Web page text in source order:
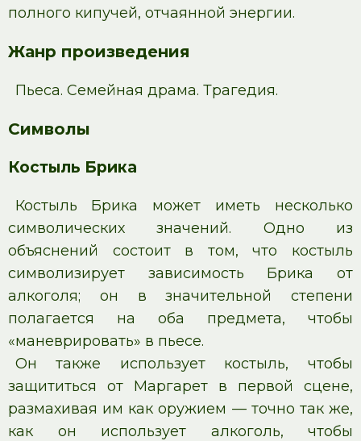
полного кипучей, отчаянной энергии.
Жанр произведения
Пьеса. Семейная драма. Трагедия.
Символы
Костыль Брика
Костыль Брика может иметь несколько
символических значений. Одно из
объяснений состоит в том, что костыль
символизирует зависимость Брика от
алкоголя; он в значительной степени
полагается на оба предмета, чтобы
«маневрировать» в пьесе.
Он также использует костыль, чтобы
защититься от Маргарет в первой сцене,
размахивая им как оружием — точно так же,
как он использует алкоголь, чтобы